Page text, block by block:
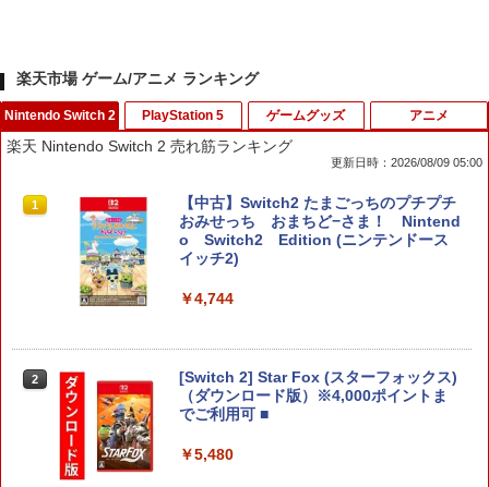
楽天市場 ゲーム/アニメ ランキング
Nintendo Switch 2
楽天 Nintendo Switch 2 売れ筋ランキング
更新日時：2026/08/09 05:00
1
【中古】Switch2 たまごっちのプチプチ
おみせっち おまちど−さま！ Nintend
o Switch2 Edition (ニンテンドース
イッチ2)
￥4,744
2
[Switch 2] Star Fox (スターフォックス)
（ダウンロード版）※4,000ポイントま
でご利用可 ■
￥5,480
PlayStation 5 ゲームグッズ アニメ